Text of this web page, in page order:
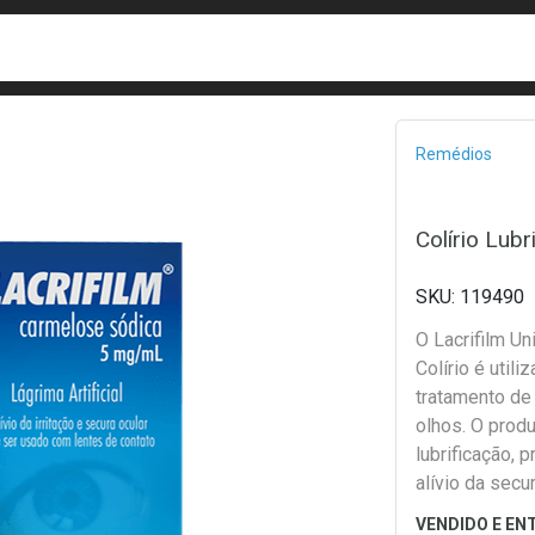
Remédios
Colírio
119490
O Lacrifilm
Colírio é
tratamento
olhos. O
lubrificação,
alívio da
ocasionadas